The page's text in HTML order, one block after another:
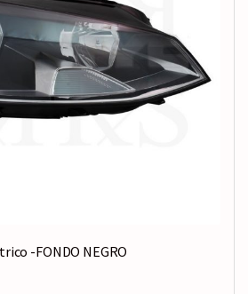
-FONDO NEGRO